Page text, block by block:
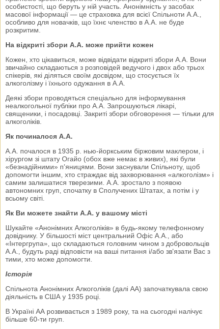
особистості, що беруть у ній участь. Анонімність у засобах
масової інформації — це страховка для всієї Спільноти А.А.,
особливо для новачків, що їхнє членство в А.А. не буде
розкритим.
На відкриті збори А.А. може прийти кожен
Кожен, хто цікавиться, може відвідати відкриті збори А.А. Вони
звичайно складаються з розповідей ведучого і двох або трьох
спікерів, які діляться своїм досвідом, що стосується їх
алкоголізму і їхнього одужання в А.А.
Деякі збори проводяться спеціально для інформування
неалкогольної публіки про А.А. Запрошуються лікарі,
священики, і посадовці. Закриті збори обговорення — тільки для
алкоголіків.
Як починалося А.А.
А.А. почалося в 1935 р. нью-йоркським біржовим маклером, і
хірургом зі штату Огайо (обох вже немає в живих), які були
«безнадійними» п'яницями. Вони заснували Спільноту, щоб
допомогти іншим, хто страждає від захворювання «алкоголізм» і
самим залишатися тверезими. А.А. зростало з появою
автономних груп, спочатку в Сполучених Штатах, а потім і у
всьому світі.
Як Ви можете знайти А.А. у вашому місті
Шукайте «Анонімних Алкоголіків» в будь-якому телефонному
довіднику. У більшості міст центральний Офіс А.А., або
«Інтергрупа», що складаються головним чином з добровольців
А.А., будуть раді відповісти на ваші питання і/або зв'язати Вас з
тими, хто може допомогти.
Історія
Спільнота Анонімних Алкоголіків (далі АА) започаткувала свою
діяльність в США у 1935 році.
В Україні АА розвивається з 1989 року, та на сьогодні налічує
більше 60-ти груп.